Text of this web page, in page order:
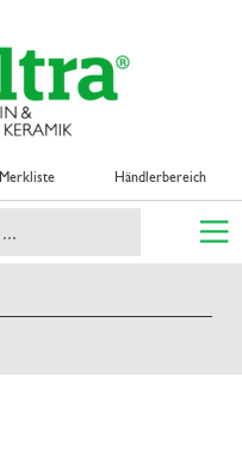
Merkliste Händlerbereich